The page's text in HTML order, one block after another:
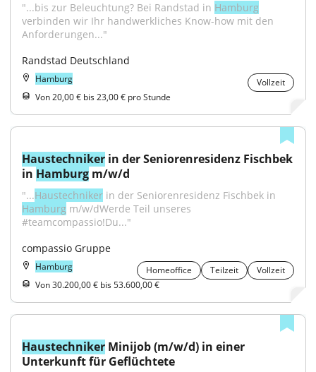
"...bis zur Beleuchtung? Bei Randstad in Hamburg
verbinden wir Ihr handwerkliches Know-how mit den
Anforderungen..."
Randstad Deutschland
Hamburg
Vollzeit
Von 20,00 € bis 23,00 € pro Stunde
Haustechniker in der Seniorenresidenz Fischbek
in Hamburg m/w/d
"...Haustechniker
Hamburg m/w/dWerde Teil unseres
#teamcompassio!Du..."
compassio Gruppe
Hamburg Homeoffice Teilzeit
Vollzeit
Von 30.200,00 € bis 53.600,00 €
Haustechniker Minijob (m/w/d) in einer
Unterkunft für Geflüchtete